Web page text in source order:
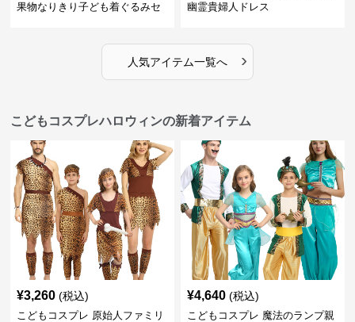
果物なりきり子ども着ぐるみセ
幽霊貴婦人ドレス
人気アイテム一覧へ ›
こどもコスプレハロウィンの新着アイテム
¥3,260 (税込)
こどもコスプレ 原始人ファミリ
¥4,640 (税込)
こどもコスプレ 魔法のランプ親